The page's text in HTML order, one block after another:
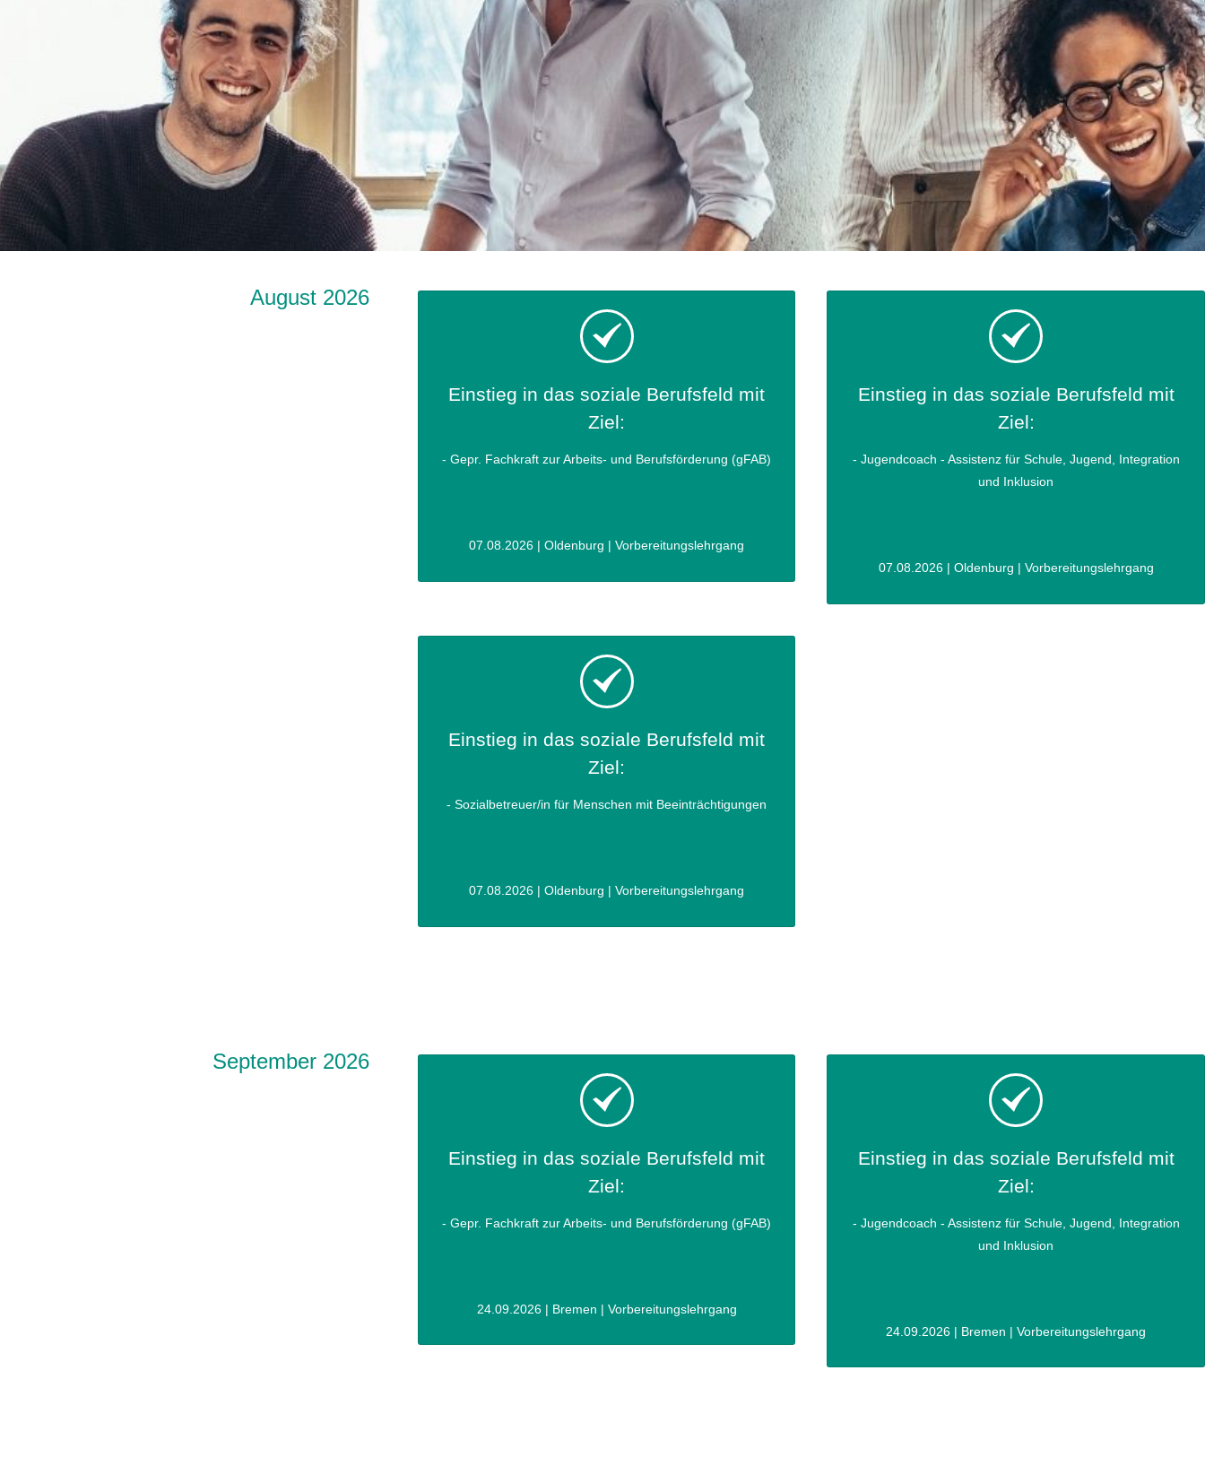
Verweildauermanagement
August 2026
Einstieg in das soziale Berufsfeld mit
Ziel:
- Gepr. Fachkraft zur Arbeits- und Berufsförderung (gFAB)
07.08.2026 | Oldenburg | Vorbereitungslehrgang
Einstieg in das soziale Berufsfeld mit
Ziel:
- Jugendcoach - Assistenz für Schule, Jugend, Integration
und Inklusion
07.08.2026 | Oldenburg | Vorbereitungslehrgang
Einstieg in das soziale Berufsfeld mit
Ziel:
- Sozialbetreuer/in für Menschen mit Beeinträchtigungen
07.08.2026 | Oldenburg | Vorbereitungslehrgang
September 2026
Einstieg in das soziale Berufsfeld mit
Ziel:
- Gepr. Fachkraft zur Arbeits- und Berufsförderung (gFAB)
24.09.2026 | Bremen | Vorbereitungslehrgang
Einstieg in das soziale Berufsfeld mit
Ziel:
- Jugendcoach - Assistenz für Schule, Jugend, Integration
und Inklusion
24.09.2026 | Bremen | Vorbereitungslehrgang